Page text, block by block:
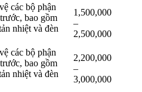
các bộ phận
bao gồm
nhiệt và đèn
1,500,000
–
2,500,000
các bộ phận
bao gồm
nhiệt và đèn
2,200,000
–
3,000,000